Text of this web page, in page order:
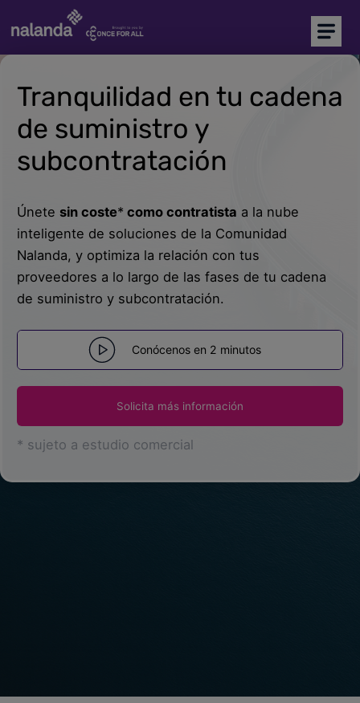
Soy comprador
Inicio
Plataforma CAE
Marketplace
Más soluciones
Tranquilidad en tu cadena
de suministro y
subcontratación
Únete sin coste* como contratista a la nube
inteligente de soluciones de la Comunidad
Nalanda, y optimiza la relación con tus
proveedores a lo largo de las fases de tu cadena
de suministro y subcontratación.
Conócenos en 2 minutos
Solicita más información
* sujeto a estudio comercial